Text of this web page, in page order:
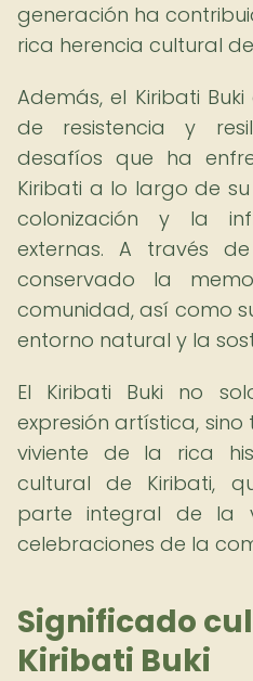
generación ha
rica herencia cultural
Además, el Kiribati
de resistencia y
desafíos que ha
Kiribati a lo largo de
colonización y la
externas. A través
conservado la
comunidad, así como
entorno natural y la
El Kiribati Buki no
expresión artística,
viviente de la rica
cultural de Kiribati,
parte integral de la
celebraciones de la
Significado
Kiribati Buki